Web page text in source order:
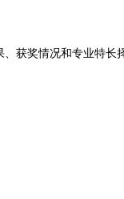
获奖情况和专业特长